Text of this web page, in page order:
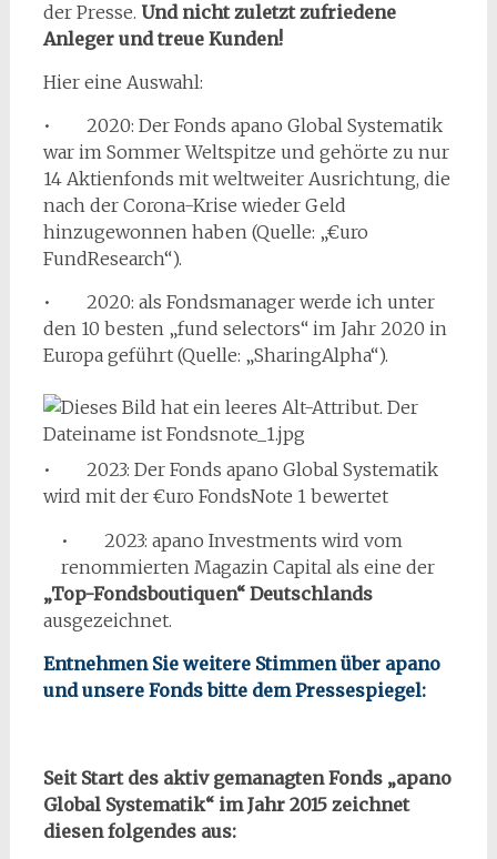
der Presse. Und nicht zuletzt zufriedene
Anleger und treue Kunden!
Hier eine Auswahl:
• 2020: Der Fonds apano Global Systematik
war im Sommer Weltspitze und gehörte zu nur
14 Aktienfonds mit weltweiter Ausrichtung, die
nach der Corona-Krise wieder Geld
hinzugewonnen haben (Quelle: „€uro
FundResearch“).
• 2020: als Fondsmanager werde ich unter
den 10 besten „fund selectors“ im Jahr 2020 in
Europa geführt (Quelle: „SharingAlpha“).
• 2023: Der Fonds apano Global Systematik
wird mit der €uro FondsNote 1 bewertet
• 2023: apano Investments wird vom
renommierten Magazin Capital als eine der
„Top-Fondsboutiquen“ Deutschlands
ausgezeichnet.
Entnehmen Sie weitere Stimmen über apano
und unsere Fonds bitte dem Pressespiegel:
Seit Start des aktiv gemanagten Fonds „apano
Global Systematik“ im Jahr 2015 zeichnet
diesen folgendes aus: